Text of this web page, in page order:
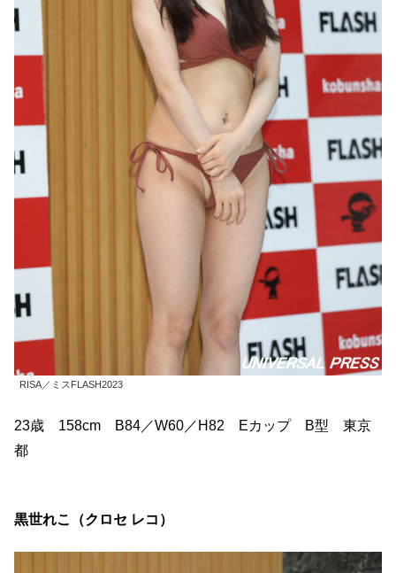
RISA／ミスFLASH2023
23歳 158cm B84／W60／H82 Eカップ B型 東京
都
黒世れこ（クロセ レコ）